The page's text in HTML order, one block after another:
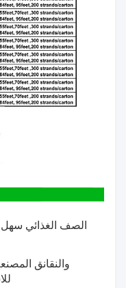
الصف الغذائي سهل
والنقانق